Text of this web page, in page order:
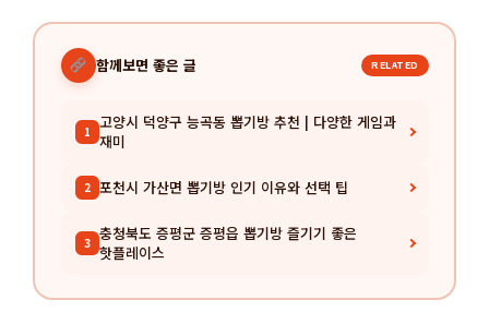
함께보면 좋은 글 RELATED
1 고양시 덕양구 능곡동 뽑기방 추천 | 다양한 게임과
재미
2 포천시 가산면 뽑기방 인기 이유와 선택 팁
3 충청북도 증평군 증평읍 뽑기방 즐기기 좋은
핫플레이스